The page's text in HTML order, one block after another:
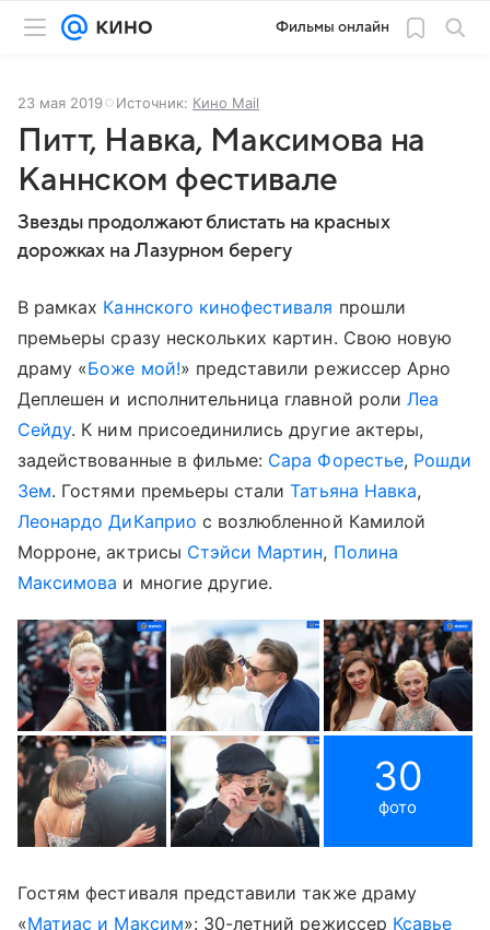
Фильмы онлайн
23 мая 2019 Источник: Кино Mail
Питт, Навка, Максимова на
Каннском фестивале
Звезды продолжают блистать на красных
дорожках на Лазурном берегу
В рамках Каннского кинофестиваля прошли
премьеры сразу нескольких картин. Свою новую
драму «Боже мой!» представили режиссер Арно
Деплешен и исполнительница главной роли Леа
Сейду. К ним присоединились другие актеры,
задействованные в фильме: Сара Форестье, Рошди
Зем. Гостями премьеры сталиТатьяна Навка,
Леонардо ДиКаприо с возлюбленной Камилой
Морроне, актрисы Стэйси Мартин, Полина
Максимова и многие другие.
30
фото
Гостям фестиваля представили также драму
«Матиас и Максим»: 30-летний режиссер Ксавье